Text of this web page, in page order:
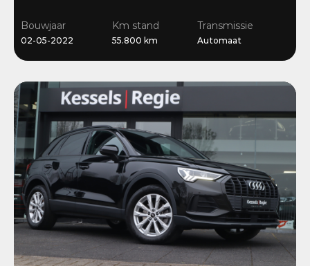
Bouwjaar
02-05-2022
Km stand
55.800 km
Transmissie
Automaat